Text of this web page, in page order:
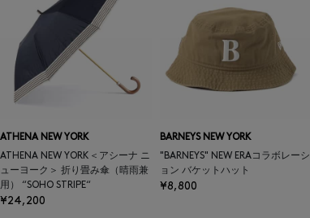
ATHENA NEW YORK
ATHENA NEW YORK＜アシーナ ニ
ューヨーク＞ 折り畳み傘（晴雨兼
用） “SOHO STRIPE“
¥24,200
BARNEYS NEW YORK
"BARNEYS" NEW ERAコラボレーシ
ョン バケットハット
¥8,800